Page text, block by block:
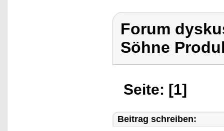
Forum
Söhne
Seite: [1]
Beitrag schreiben: